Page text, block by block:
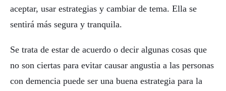
aceptar, usar estrategias y cambiar de tema. Ella se
sentirá más segura y tranquila.
Se trata de estar de acuerdo o decir algunas cosas que
no son ciertas para evitar causar angustia a las personas
con demencia puede ser una buena estrategia para la